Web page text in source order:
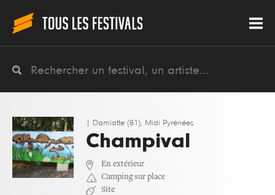
Damiatte (81), Midi Pyrénées
Champival
En extérieur
Camping sur place
Site